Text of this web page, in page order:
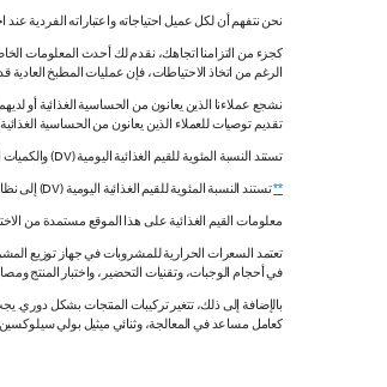
نحن نتفهم أن لكل عميل احتياجاته واعتباراته الفردية
كجزء من التزامنا اتجاهك، نقدم لك أحدث المعلومات
الرغم من اتخاذ الاحتياطات، فإن عمليات المطبخ
نشجع عملاءنا الذين يعانون من الحساسية الغذائية أو
تقديم توصيات للعملاء الذين يعانون من الحساسية
تستند النسبة المئوية للقيم الغذائية اليومية (DV) والكميات الغذائية الموصى بها RDIs إلى القيم غير المقيدة.
**تستند النسبة المئوية للقيم الغذائية اليومية (DV) إلى نظام غذائي يحتوي على 2000 سعرة حرارية. قد تكون قيمك اليومية أعلى أو أقل اعتماداً على احتياجاتك من السعرات الحرارية.
معلومات القيم الغذائية على هذا الموقع مستمدة من
تعتمد السعرات الحرارية للمشروبات في جهاز توزيع
في أحجام الوجبات، وتقنيات التحضير، واختبار المنتج
بالإضافة إلى ذلك، تتغير تركيبات المنتجات بشكل
كعامل مساعد في المعالجة، وثنائي ميثيل بولي سيلوكسين لتقليل